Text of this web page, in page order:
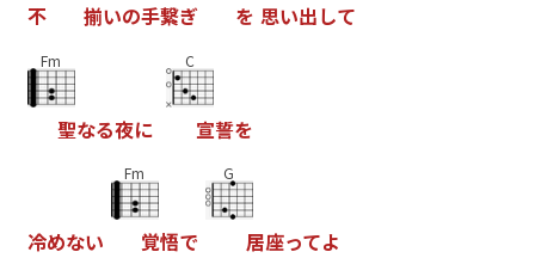
不 揃いの手繋ぎ を 思い出して
Fm
聖なる夜に
C
宣誓を
冷めない
Fm
覚悟で
G
居座ってよ